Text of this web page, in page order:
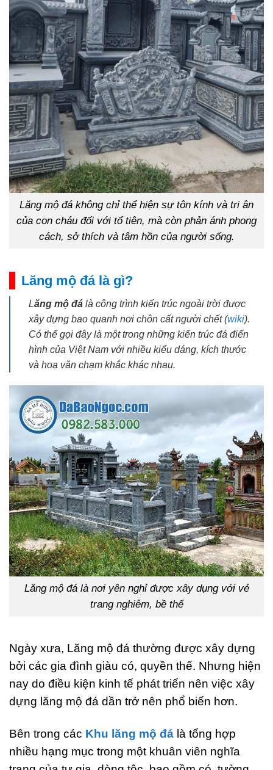
Lăng mộ đá không chỉ thể hiện sự tôn kính và tri ân
của con cháu đối với tổ tiên, mà còn phản ánh phong
cách, sở thích và tâm hồn của người sống.
Lăng mộ đá là gì?
Lăng mộ đá là công trình kiến trúc ngoài trời được
xây dựng bao quanh nơi chôn cất người chết (wiki).
Có thể gọi đây là một trong những kiến trúc đá điển
hình của Việt Nam với nhiều kiểu dáng, kích thước
và hoa văn chạm khắc khác nhau.
Lăng mộ đá là nơi yên nghỉ được xây dụng với vẻ
trang nghiêm, bề thế
Ngày xưa, Lăng mộ đá thường được xây dựng
bởi các gia đình giàu có, quyền thế. Nhưng hiện
nay do điều kiện kinh tế phát triển nên việc xây
dựng lăng mộ đá dần trở nên phổ biến hơn.
Bên trong các Khu lăng mộ đá là tổng hợp
nhiều hạng mục trong một khuân viên nghĩa